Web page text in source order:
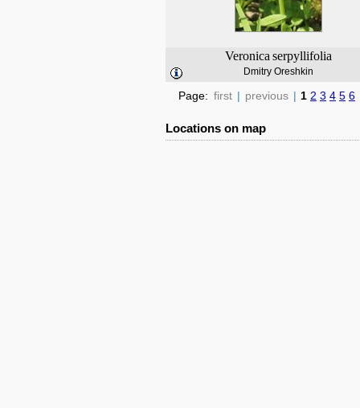
Veronica serpyllifolia
Dmitry Oreshkin
Page: first | previous | 1 2 3 4 5 6
Locations on map